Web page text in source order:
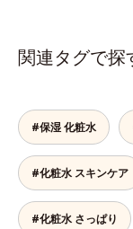
関連タグで探
#保湿 化粧水
#化粧水 スキンケア
#化粧水 さっぱり